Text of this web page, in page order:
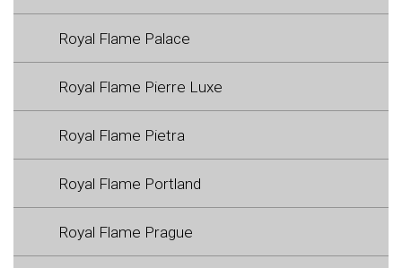
Royal Flame Palace
Royal Flame Pierre Luxe
Royal Flame Pietra
Royal Flame Portland
Royal Flame Prague